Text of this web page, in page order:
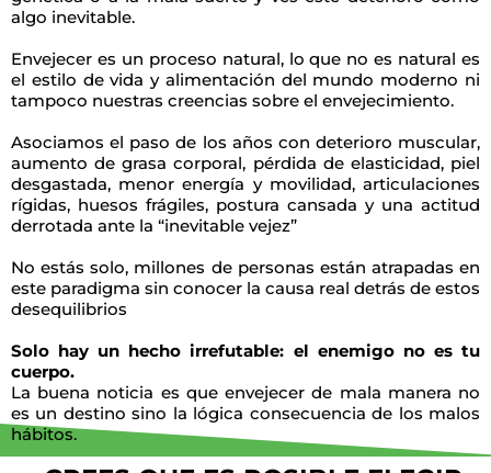
algo inevitable.
Envejecer es un proceso natural, lo que no es natural es
el estilo de vida y alimentación del mundo moderno ni
tampoco nuestras creencias sobre el envejecimiento.
Asociamos el paso de los años con deterioro muscular,
aumento de grasa corporal, pérdida de elasticidad, piel
desgastada, menor energía y movilidad, articulaciones
rígidas, huesos frágiles, postura cansada y una actitud
derrotada ante la “inevitable vejez”
No estás solo, millones de personas están atrapadas en
este paradigma sin conocer la causa real detrás de estos
desequilibrios
Solo hay un hecho irrefutable: el enemigo no es tu
cuerpo.
La buena noticia es que envejecer de mala manera no
es un destino sino la lógica consecuencia de los malos
hábitos.